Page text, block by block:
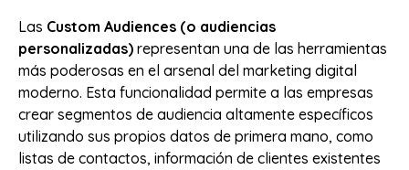
Las Custom Audiences (o audiencias
personalizadas) representan una de las herramientas
más poderosas en el arsenal del marketing digital
moderno. Esta funcionalidad permite a las empresas
crear segmentos de audiencia altamente específicos
utilizando sus propios datos de primera mano, como
listas de contactos, información de clientes existentes